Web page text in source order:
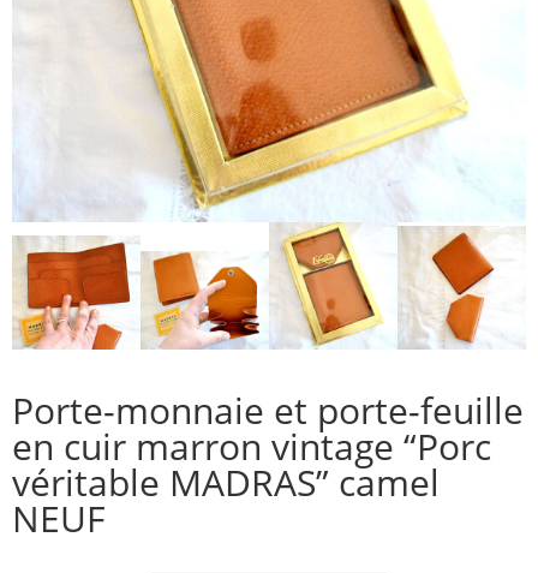
Porte-monnaie et porte-feuille
en cuir marron vintage “Porc
véritable MADRAS” camel
NEUF